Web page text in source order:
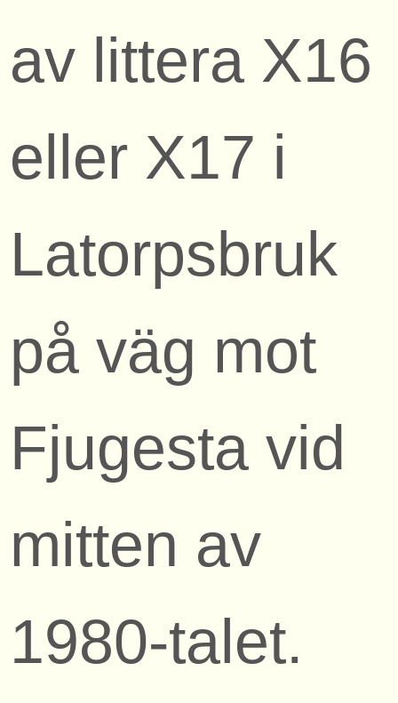
av littera X16
eller X17 i
Latorpsbruk
på väg mot
Fjugesta vid
mitten av
1980-talet.